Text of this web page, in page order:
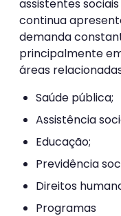
assistentes sociais
continua
demanda
principalmente
áreas
Saúde pública;
Assistência
Educação;
Previdência
Direitos
Programas